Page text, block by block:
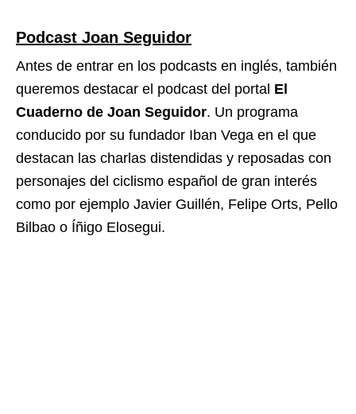
Podcast Joan Seguidor
Antes de entrar en los podcasts en inglés, también
queremos destacar el podcast del portal El
Cuaderno de Joan Seguidor. Un programa
conducido por su fundador Iban Vega en el que
destacan las charlas distendidas y reposadas con
personajes del ciclismo español de gran interés
como por ejemplo Javier Guillén, Felipe Orts, Pello
Bilbao o Íñigo Elosegui.